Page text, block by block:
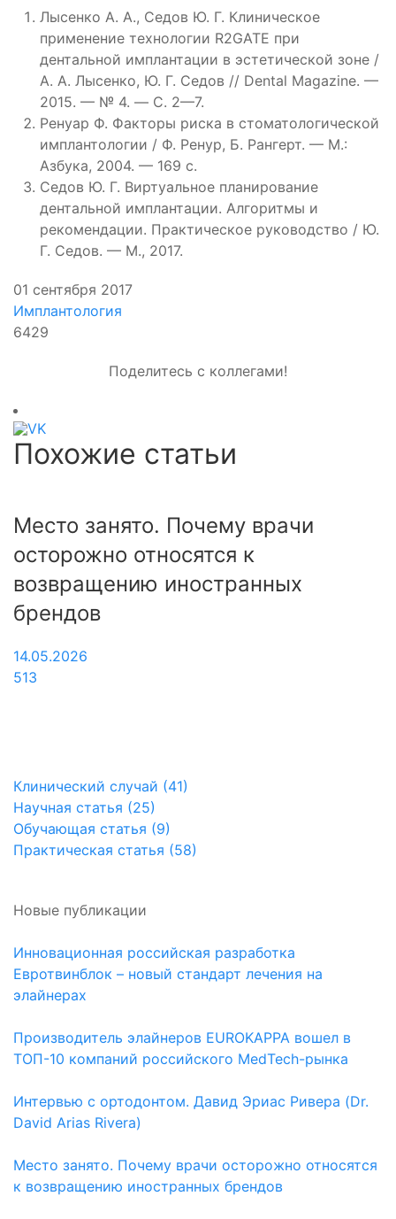
Лысенко А. А., Седов Ю. Г. Клиническое
применение технологии R2GATE при
дентальной имплантации в эстетической зоне /
А. А. Лысенко, Ю. Г. Седов // Dental Magazine. —
2015. — № 4. — С. 2—7.
Ренуар Ф. Факторы риска в стоматологической
имплантологии / Ф. Ренур, Б. Рангерт. — М.:
Азбука, 2004. — 169 с.
Седов Ю. Г. Виртуальное планирование
дентальной имплантации. Алгоритмы и
рекомендации. Практическое руководство / Ю.
Г. Седов. — М., 2017.
01 сентября 2017
Имплантология
6429
Поделитесь с коллегами!
Похожие статьи
Место занято. Почему врачи
осторожно относятся к
возвращению иностранных
брендов
14.05.2026
513
Клинический случай (41)
Научная статья (25)
Обучающая статья (9)
Практическая статья (58)
Новые публикации
Инновационная российская разработка
Евротвинблок – новый стандарт лечения на
элайнерах
Производитель элайнеров EUROKAPPA вошел в
ТОП-10 компаний российского MedTech-рынка
Интервью с ортодонтом. Давид Эриас Ривера (Dr.
David Arias Rivera)
Место занято. Почему врачи осторожно относятся
к возвращению иностранных брендов